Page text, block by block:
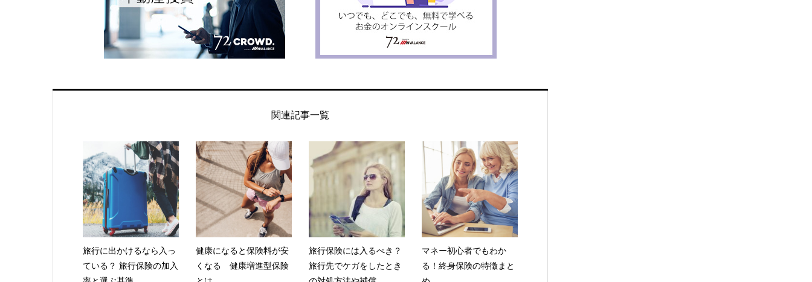
関連記事一覧
旅行に出かけるなら入っ
ている？ 旅行保険の加入
健康になると保険料が安
くなる 健康増進型保険
旅行保険には入るべき？
旅行先でケガをしたとき
マネー初心者でもわか
る！終身保険の特徴まと